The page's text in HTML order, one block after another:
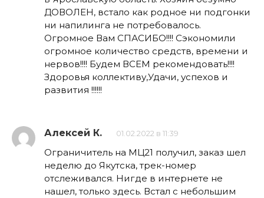
ДОВОЛЕН, встало как родное ни подгонки
ни напилинга не потребовалось.
Огромное Вам СПАСИБО!!!! Сэкономили
огромное количество средств, времени и
нервов!!!! Будем ВСЕМ рекомендовать!!!!
Здоровья коллективу,Удачи, успехов и
развития !!!!!!
Алексей К. 01.02.2022 в 11:39
Ограничитель на МЦ21 получил, заказ шел
неделю до Якутска, трек-номер
отслеживался. Нигде в интернете не
нашел, только здесь. Встал с небольшим